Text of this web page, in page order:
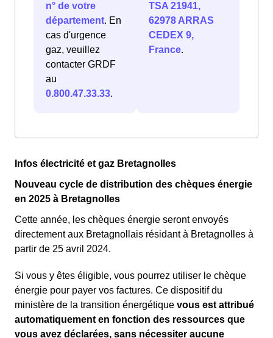
n° de votre
département. En
cas d'urgence
gaz, veuillez
contacter GRDF
au
0.800.47.33.33.
TSA 21941,
62978 ARRAS
CEDEX 9,
France.
Infos électricité et gaz Bretagnolles
Nouveau cycle de distribution des chèques énergie
en 2025 à Bretagnolles
Cette année, les chèques énergie seront envoyés
directement aux Bretagnollais résidant à Bretagnolles à
partir de 25 avril 2024.
Si vous y êtes éligible, vous pourrez utiliser le chèque
énergie pour payer vos factures. Ce dispositif du
ministère de la transition énergétique vous est attribué
automatiquement en fonction des ressources que
vous avez déclarées, sans nécessiter aucune